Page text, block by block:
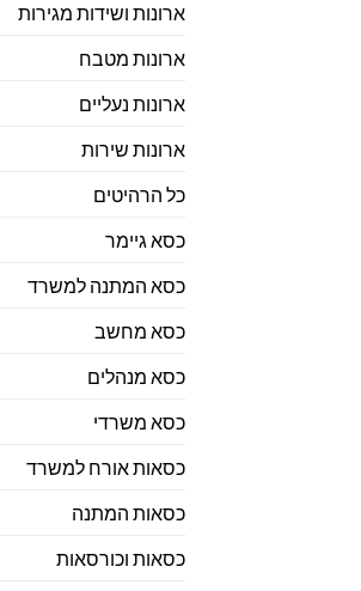
ארונות ושידות מגירות
ארונות מטבח
ארונות נעליים
ארונות שירות
כל הרהיטים
כסא גיימר
כסא המתנה למשרד
כסא מחשב
כסא מנהלים
כסא משרדי
כסאות אורח למשרד
כסאות המתנה
כסאות וכורסאות